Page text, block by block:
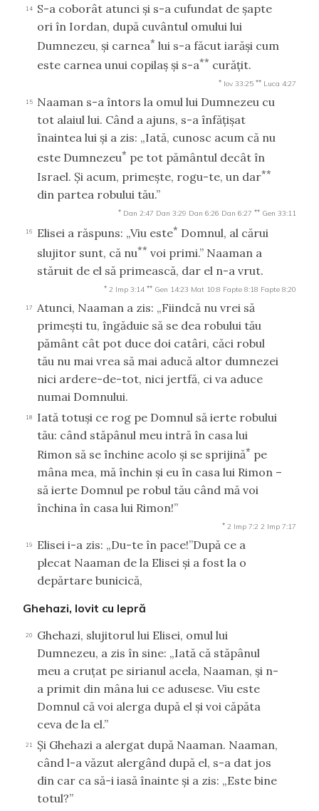
14
S-a coborât atunci şi s-a cufundat de şapte
ori în Iordan, după cuvântul omului lui
Dumnezeu, şi carnea* lui s-a făcut iarăşi cum
este carnea unui copilaş şi s-a** curăţit.
* Iov 33:25 ** Luca 4:27
15
Naaman s-a întors la omul lui Dumnezeu cu
tot alaiul lui. Când a ajuns, s-a înfăţişat
înaintea lui şi a zis: „Iată, cunosc acum că nu
este Dumnezeu* pe tot pământul decât în
Israel. Şi acum, primeşte, rogu-te, un dar**
din partea robului tău.”
* Dan 2:47 Dan 3:29 Dan 6:26 Dan 6:27 ** Gen 33:11
16 Elisei a răspuns: „Viu este* Domnul, al cărui
slujitor sunt, că nu** voi primi.” Naaman a
stăruit de el să primească, dar el n-a vrut.
* 2 Imp 3:14 ** Gen 14:23 Mat 10:8 Fapte 8:18 Fapte 8:20
17
Atunci, Naaman a zis: „Fiindcă nu vrei să
primeşti tu, îngăduie să se dea robului tău
pământ cât pot duce doi catâri, căci robul
tău nu mai vrea să mai aducă altor dumnezei
nici ardere-de-tot, nici jertfă, ci va aduce
numai Domnului.
18
Iată totuşi ce rog pe Domnul să ierte robului
tău: când stăpânul meu intră în casa lui
Rimon să se închine acolo şi se sprijină* pe
mâna mea, mă închin şi eu în casa lui Rimon –
să ierte Domnul pe robul tău când mă voi
închina în casa lui Rimon!”
* 2 Imp 7:2 2 Imp 7:17
19
Elisei i-a zis: „Du-te în pace!”După ce a
plecat Naaman de la Elisei şi a fost la o
depărtare bunicică,
Ghehazi, lovit cu lepră
20
Ghehazi, slujitorul lui Elisei, omul lui
Dumnezeu, a zis în sine: „Iată că stăpânul
meu a cruţat pe sirianul acela, Naaman, şi n-
a primit din mâna lui ce adusese. Viu este
Domnul că voi alerga după el şi voi căpăta
ceva de la el.”
21
Şi Ghehazi a alergat după Naaman. Naaman,
când l-a văzut alergând după el, s-a dat jos
din car ca să-i iasă înainte şi a zis: „Este bine
totul?”